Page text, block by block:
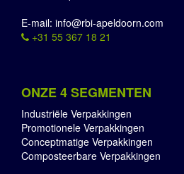
E-mail: info@rbi-apeldoorn.com
+31 55 367 18 21
ONZE 4 SEGMENTEN
Industriële Verpakkingen
Promotionele Verpakkingen
Conceptmatige Verpakkingen
Composteerbare Verpakkingen